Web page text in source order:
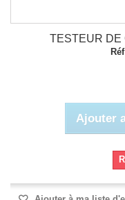
TESTEUR DE
Ajouter